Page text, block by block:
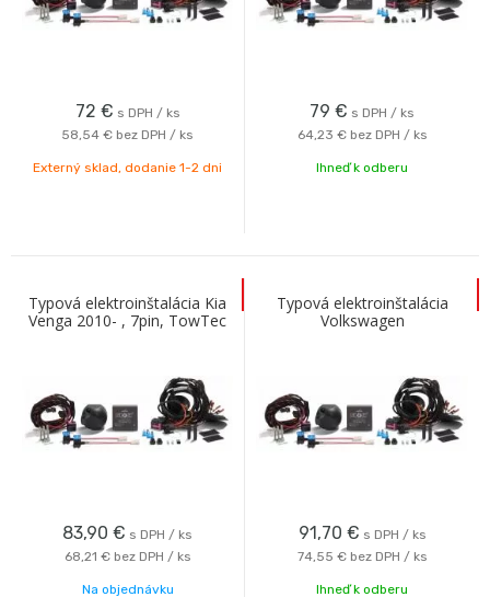
72 € s DPH / ks
58,54 € bez DPH / ks
Externý sklad, dodanie 1-2 dni
79 € s DPH / ks
64,23 € bez DPH / ks
Ihneď k odberu
Typová elektroinštalácia Kia
Venga 2010- , 7pin, TowTec
83,90 € s DPH / ks
68,21 € bez DPH / ks
Na objednávku
Typová elektroinštalácia
Volkswagen
Transportér/Multivan 2015-
91,70 € s DPH / ks
74,55 € bez DPH / ks
Ihneď k odberu